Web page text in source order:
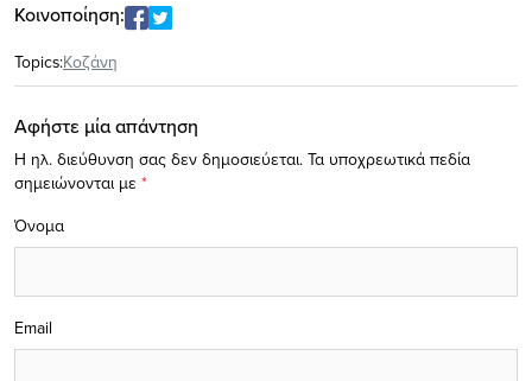
Κοινοποίηση:
Topics:Κοζάνη
Αφήστε μία απάντηση
Η ηλ. διεύθυνση σας δεν δημοσιεύεται. Τα υποχρεωτικά πεδία
σημειώνονται με *
Όνομα
Email